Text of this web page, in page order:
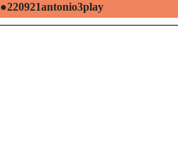
●220921antonio3play